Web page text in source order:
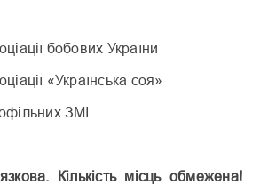
бобових України
«Українська соя»
ЗМІ
Кількість місць обмежена!